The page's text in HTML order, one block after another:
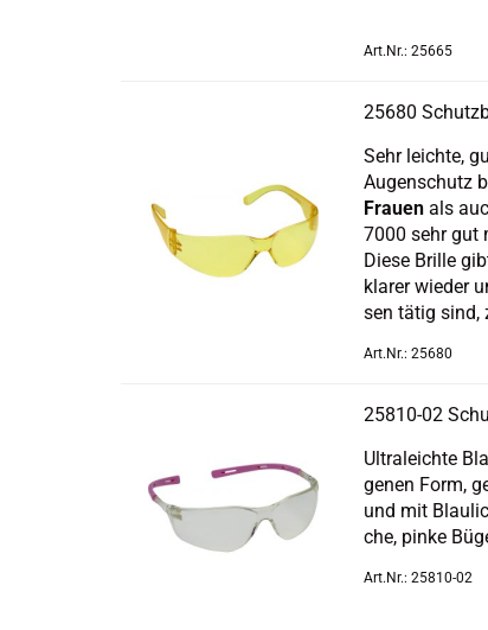
Art.Nr.: 25665
25680
Sehr leich­te,
Au­gen­schutz
Frau­en als
7000 sehr gut
Diese Bril­le
kla­rer wie­der
sen tätig sind,
Art.Nr.: 25680
25810-​​02
Ul­tra­leich­te
ge­nen Form,
und mit
che, pinke
Art.Nr.: 25810-02